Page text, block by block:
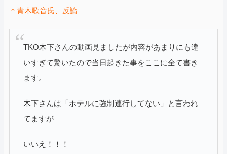
＊青木歌音氏、反論
TKO木下さんの動画見ましたが内容があまりにも違
いすぎて驚いたので当日起きた事をここに全て書き
ます。
木下さんは「ホテルに強制連行してない」と言われ
てますが
いいえ！！！